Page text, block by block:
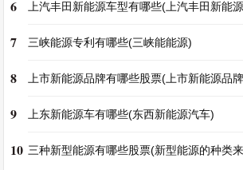
6 上汽丰田新能源车型有哪些(上汽丰田新能
7 三峡能源专利有哪些(三峡能能源)
8 上市新能源品牌有哪些股票(上市新能源品
9 上东新能源车有哪些(东西新能源汽车)
10 三种新型能源有哪些股票(新型能源的种类